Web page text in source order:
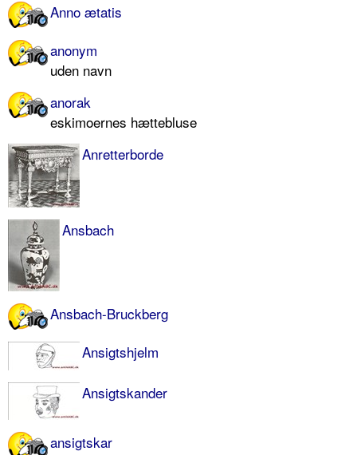
Anno ætatis
anonym
uden navn
anorak
eskimoernes hættebluse
Anretterborde
Ansbach
Ansbach-Bruckberg
Ansigtshjelm
Ansigtskander
ansigtskar